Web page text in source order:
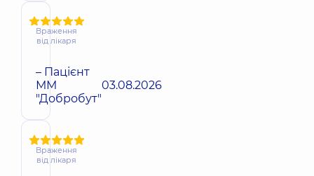
Враження
від лікаря
– Пацієнт
ММ
"Добробут"
03.08.2026
Враження
від лікаря